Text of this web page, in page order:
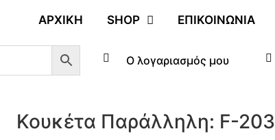
ΑΡΧΙΚΉ SHOP ΕΠΙΚΟΙΝΩΝΊΑ
Ο λογαριασμός μου
Κουκέτα Παράλληλη: F-203